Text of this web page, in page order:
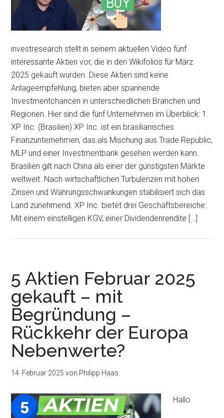
investresearch stellt in seinem aktuellen Video fünf
interessante Aktien vor, die in den Wikifolios für März
2025 gekauft wurden. Diese Aktien sind keine
Anlageempfehlung, bieten aber spannende
Investmentchancen in unterschiedlichen Branchen und
Regionen. Hier sind die fünf Unternehmen im Überblick: 1.
XP Inc. (Brasilien) XP Inc. ist ein brasilianisches
Finanzunternehmen, das als Mischung aus Trade Republic,
MLP und einer Investmentbank gesehen werden kann.
Brasilien gilt nach China als einer der günstigsten Märkte
weltweit. Nach wirtschaftlichen Turbulenzen mit hohen
Zinsen und Währungsschwankungen stabilisiert sich das
Land zunehmend. XP Inc. bietet drei Geschäftsbereiche:
Mit einem einstelligen KGV, einer Dividendenrendite […]
5 Aktien Februar 2025
gekauft – mit
Begründung –
Rückkehr der Europa
Nebenwerte?
14. Februar 2025 von Philipp Haas
Hallo